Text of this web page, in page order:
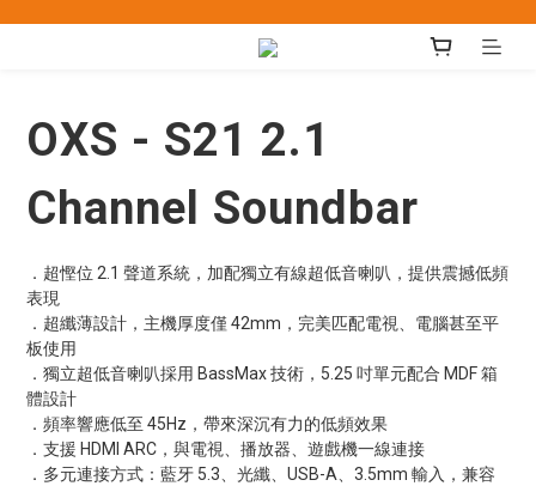
OXS - S21 2.1
Channel Soundbar
．超慳位 2.1 聲道系統，加配獨立有線超低音喇叭，提供震撼低頻
表現
．超纖薄設計，主機厚度僅 42mm，完美匹配電視、電腦甚至平
板使用
．獨立超低音喇叭採用 BassMax 技術，5.25 吋單元配合 MDF 箱
體設計
．頻率響應低至 45Hz，帶來深沉有力的低頻效果
．支援 HDMI ARC，與電視、播放器、遊戲機一線連接
．多元連接方式：藍牙 5.3、光纖、USB-A、3.5mm 輸入，兼容